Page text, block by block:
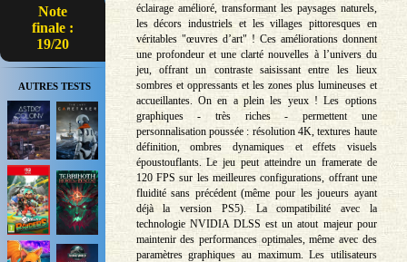
Note
finale :
19/20
AUTRES TESTS
éclairage amélioré, transformant les paysages naturels,
les décors industriels et les villages pittoresques en
véritables "œuvres d’art" ! Ces améliorations donnent
une profondeur et une clarté nouvelles à l’univers du
jeu, offrant un contraste saisissant entre les lieux
sombres et oppressants et les zones plus lumineuses et
accueillantes. On en a plein les yeux ! Les options
graphiques - très riches - permettent une
personnalisation poussée : résolution 4K, textures haute
définition, ombres dynamiques et effets visuels
époustouflants. Le jeu peut atteindre un framerate de
120 FPS sur les meilleures configurations, offrant une
fluidité sans précédent (même pour les joueurs ayant
déjà la version PS5). La compatibilité avec la
technologie NVIDIA DLSS est un atout majeur pour
maintenir des performances optimales, même avec des
paramètres graphiques au maximum. Les utilisateurs